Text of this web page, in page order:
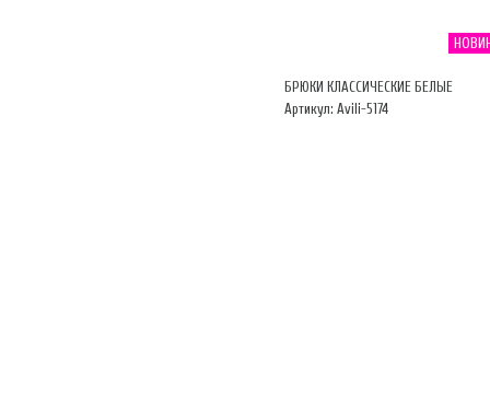
БРЮКИ КЛАССИЧЕСКИЕ БЕЛЫЕ
Артикул: Avili-5174